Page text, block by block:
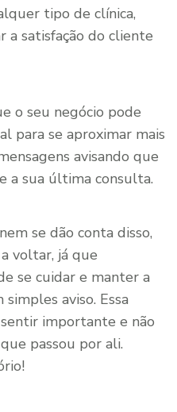
tipo de clínica,
a satisfação do cliente
o seu negócio pode
para se aproximar mais
avisando que
a sua última consulta.
se dão conta disso,
voltar, já que
se cuidar e manter a
aviso. Essa
importante e não
passou por ali.